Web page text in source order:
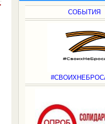
СОБЫТИЯ